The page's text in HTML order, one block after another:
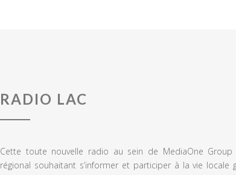
RADIO LAC
Cette toute nouvelle radio au sein de MediaOne Group
régional souhaitant s’informer et participer à la vie locale